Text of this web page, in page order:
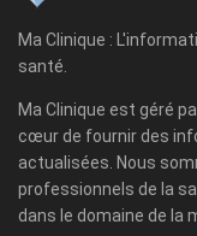
Ma Clinique :
santé.
Ma Clinique est géré
cœur de fournir des
actualisées. Nous
professionnels de la
dans le domaine de la